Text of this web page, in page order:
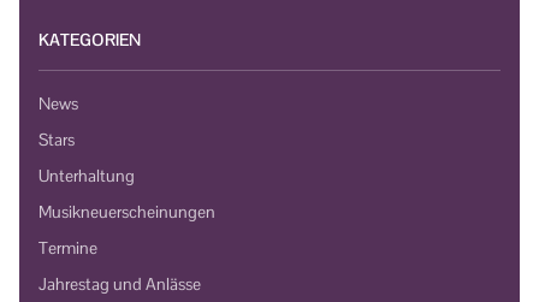
KATEGORIEN
News
Stars
Unterhaltung
Musikneuerscheinungen
Termine
Jahrestag und Anlässe